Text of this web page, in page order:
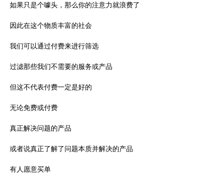
如果只是个噱头，那么你的注意力就浪费了
因此在这个物质丰富的社会
我们可以通过付费来进行筛选
过滤那些我们不需要的服务或产品
但这不代表付费一定是好的
无论免费或付费
真正解决问题的产品
或者说真正了解了问题本质并解决的产品
有人愿意买单